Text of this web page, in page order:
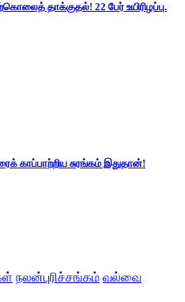
தாக்குதல்! 22 பேர் உயிரிழப்பு.
காப்பாற்றிய சுரங்கம் இதுதான்!
நலன்புரிச்சங்கம் வல்வை